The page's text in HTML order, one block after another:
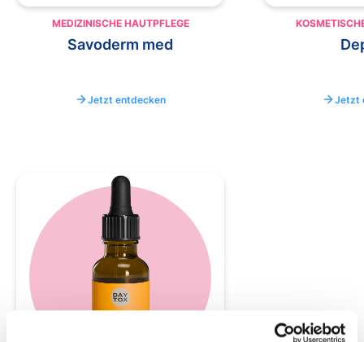
MEDIZINISCHE HAUTPFLEGE
Savoderm med
Jetzt entdecken Jetzt